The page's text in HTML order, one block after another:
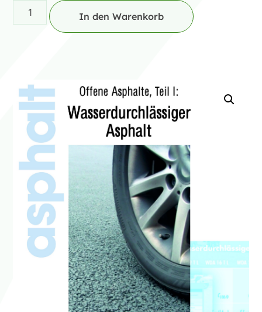
In den Warenkorb